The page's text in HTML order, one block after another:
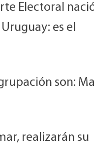
Electoral
es el
son:
realizarán su